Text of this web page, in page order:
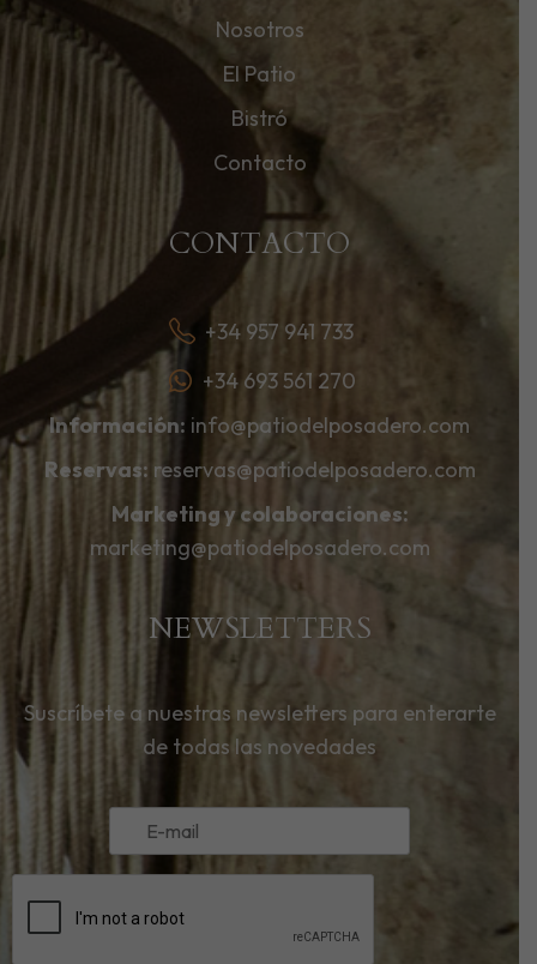
Nosotros
El Patio
Bistró
Contacto
CONTACTO
+34 957 941 733
+34 693 561 270
Información: info@patiodelposadero.com
Reservas: reservas@patiodelposadero.com
Marketing y colaboraciones:
marketing@patiodelposadero.com
NEWSLETTERS
Suscríbete a nuestras newsletters para enterarte
de todas las novedades